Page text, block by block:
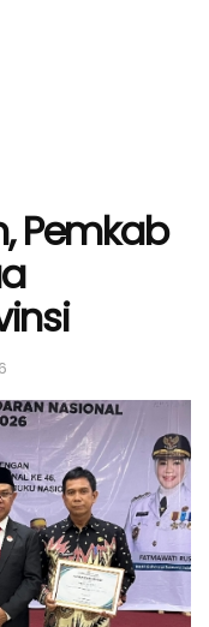
Pemkab